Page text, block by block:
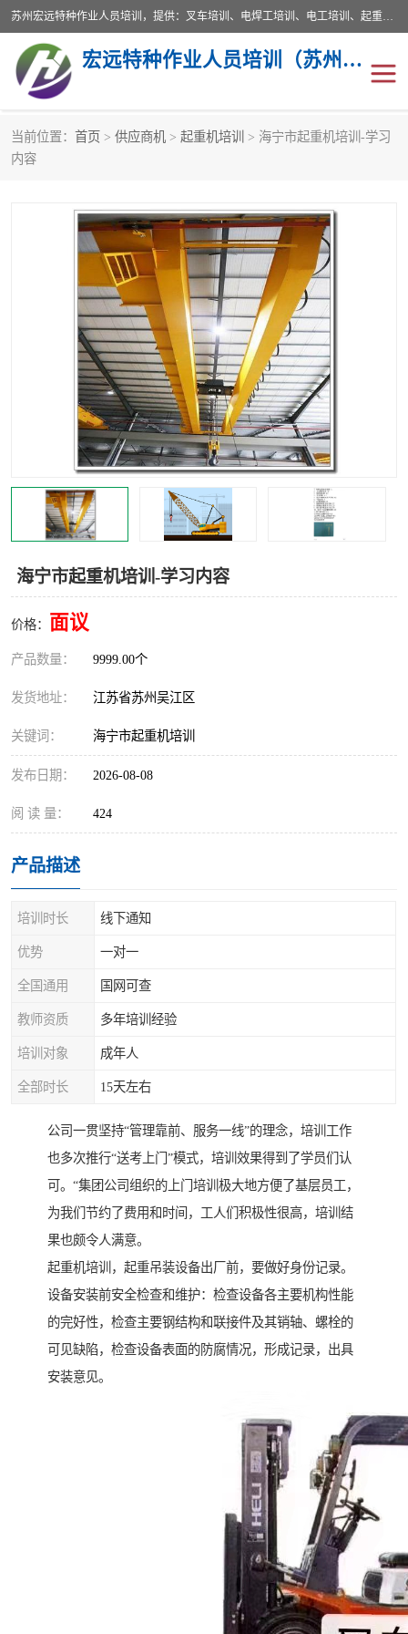
苏州宏远特种作业人员培训，提供：叉车培训、电焊工培训、电工培训、起重机培训、电梯培训、登高培训等服务苏州本地培训服务。始终坚持“以人为本，质量立校”的办学思想，以培养社会应用型人才为己任，明码收费，诚实守信，中途不收任何费用。随到随学，学会为止，一期未学会者免费再学，直到学会为止。
宏远特种作业人员培训（苏州）有限公司
当前位置： 首页 > 供应商机 > 起重机培训
> 海宁市起重机培训-学习
内容
海宁市起重机培训-学习内容
价格： 面议
产品数量： 9999.00个
发货地址： 江苏省苏州吴江区
关键词： 海宁市起重机培训
发布日期： 2026-08-08
阅 读 量： 424
产品描述
培训时长 线下通知
优势 一对一
全国通用 国网可查
教师资质 多年培训经验
培训对象 成年人
全部时长 15天左右
公司一贯坚持“管理靠前、服务一线”的理念，培训工作
也多次推行“送考上门”模式，培训效果得到了学员们认
可。“集团公司组织的上门培训极大地方便了基层员工，
为我们节约了费用和时间，工人们积极性很高，培训结
果也颇令人满意。
起重机培训，起重吊装设备出厂前，要做好身份记录。
设备安装前安全检查和维护：检查设备各主要机构性能
的完好性，检查主要钢结构和联接件及其销轴、螺栓的
可见缺陷，检查设备表面的防腐情况，形成记录，出具
安装意见。
叉车培训
电梯培训 登高培训
叉车上牌出租 叉车培训机构
叉车工培训学校 叉车技能培训
学叉车培训技巧 专业叉车培训
叉车培训中心 叉车操作证培训复审
叉车司机培训 焊工培训
行车起重机培训 登高证培训